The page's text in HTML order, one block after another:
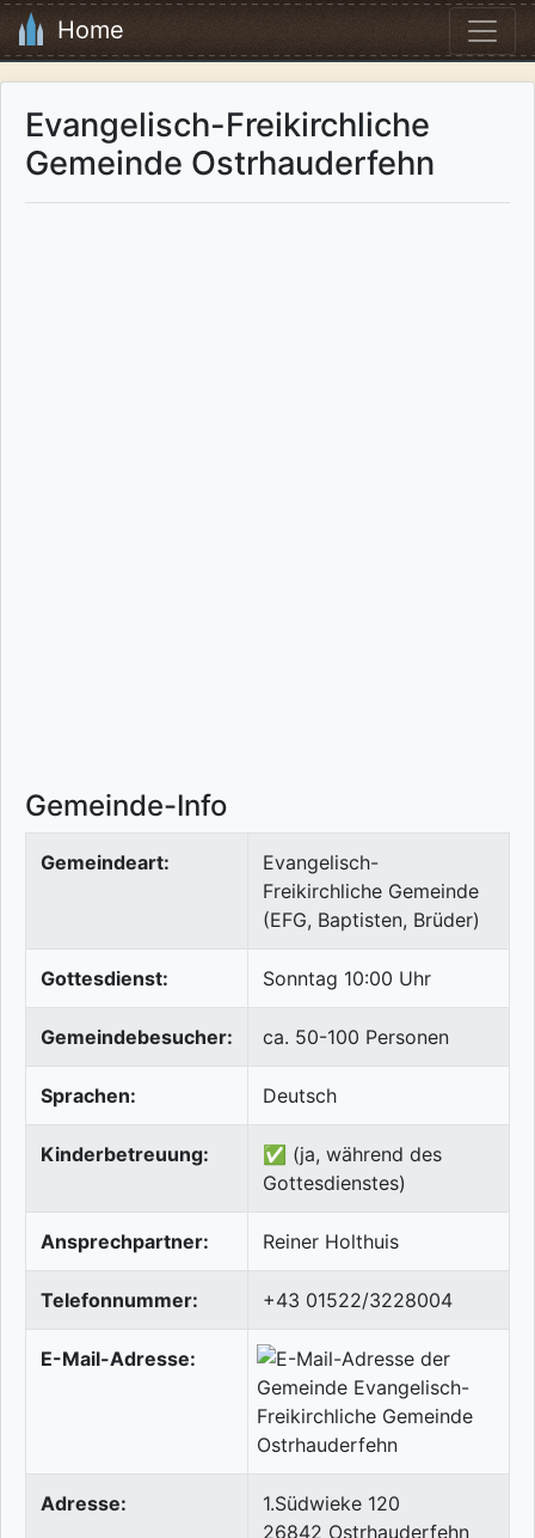
Home
Evangelisch-Freikirchliche
Gemeinde Ostrhauderfehn
Gemeinde-Info
Gemeindeart:
Evangelisch-
Freikirchliche Gemeinde
(EFG, Baptisten, Brüder)
Gottesdienst: Sonntag 10:00 Uhr
Gemeindebesucher: ca. 50-100 Personen
Sprachen: Deutsch
Kinderbetreuung:
✅ (ja, während des
Gottesdienstes)
Ansprechpartner: Reiner Holthuis
Telefonnummer: +43 01522/3228004
E-Mail-Adresse:
Adresse:
1.Südwieke 120
26842 Ostrhauderfehn